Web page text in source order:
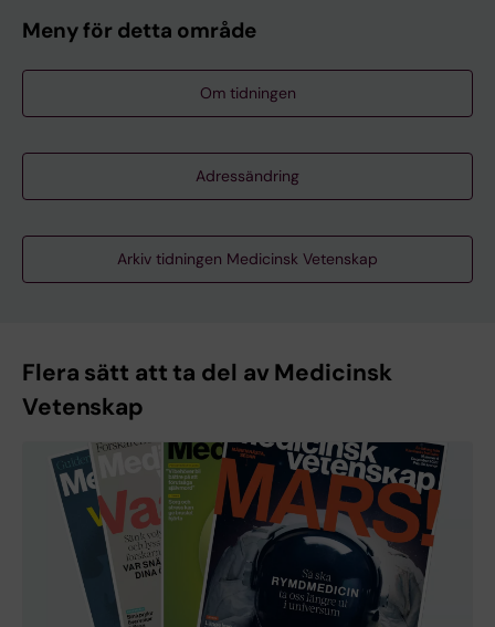
Meny för detta område
Om tidningen
Adressändring
Arkiv tidningen Medicinsk Vetenskap
Flera sätt att ta del av Medicinsk
Vetenskap